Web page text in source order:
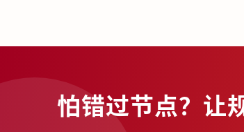
怕错过节点？让